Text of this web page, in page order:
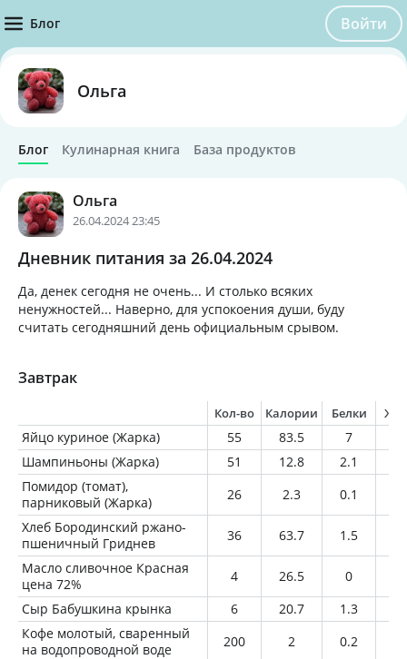
Блог Войти
Ольга
Блог Кулинарная книга База продуктов
Ольга
26.04.2024 23:45
Дневник питания за 26.04.2024
Да, денек сегодня не очень... И столько всяких
ненужностей... Наверно, для успокоения души, буду
считать сегодняшний день официальным срывом.
Завтрак
Кол-во Калории Белки
Яйцо куриное (Жарка) 55 83.5 7
Шампиньоны (Жарка)
51 12.8 2.1
Помидор (томат),
парниковый (Жарка)
26 2.3 0.1
Хлеб Бородинский ржано-
пшеничный Гриднев
36 63.7 1.5
Масло сливочное Красная
цена 72%
4 26.5 0
Сыр Бабушкина крынка
6 20.7 1.3
Кофе молотый, сваренный
на водопроводной воде
200 2 0.2